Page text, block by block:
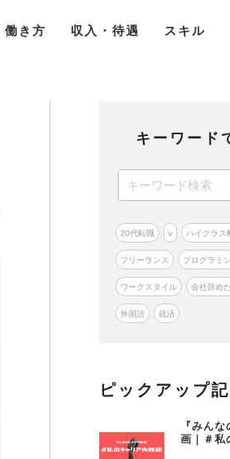
働き方 収入・待遇 スキル
キーワード
20代転職 v ハイクラス
フリーランス プログラミ
ワークスタイル 会社辞め
外国語 就活
ピックアップ
『みん
画｜＃私